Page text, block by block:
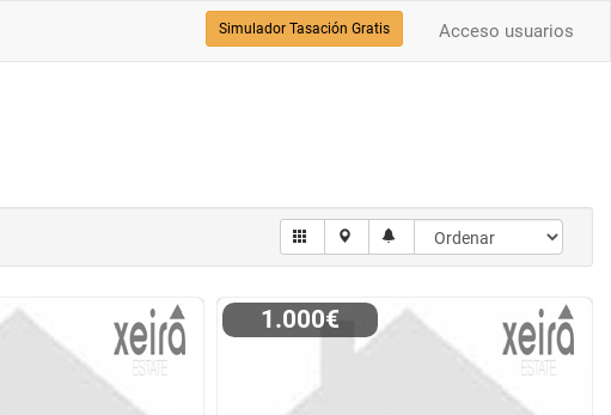
Acceso usuarios
Simulador Tasación Gratis
1.000€